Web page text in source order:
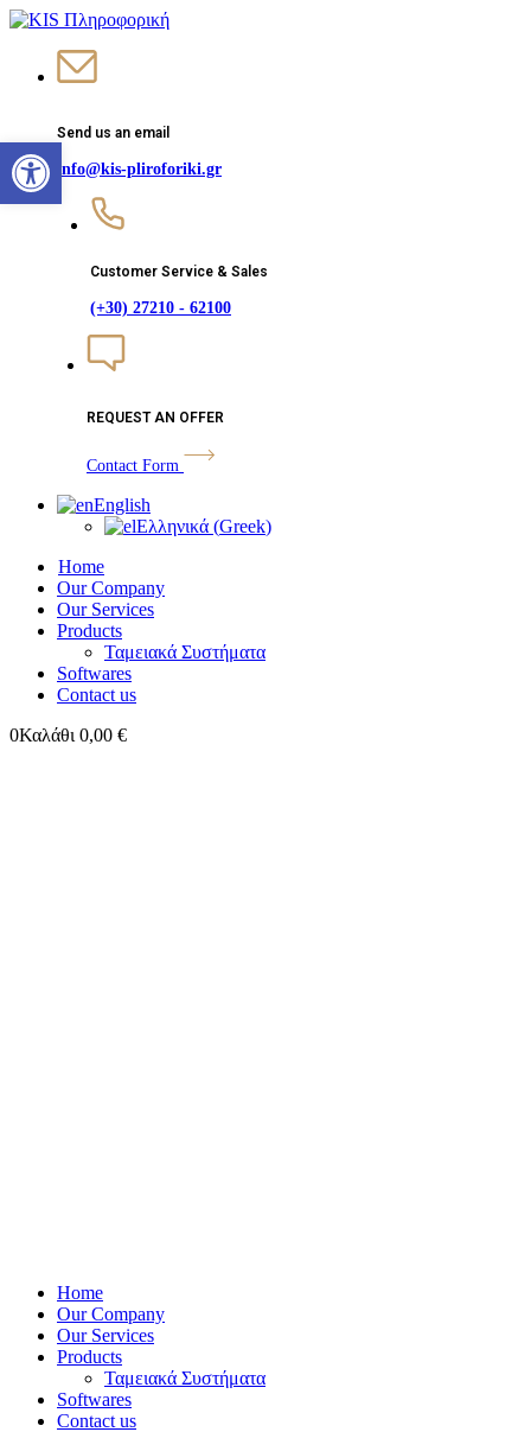
Send us an email
info@kis-pliroforiki.gr
Customer Service & Sales
(+30) 27210 - 62100
REQUEST AN OFFER
Contact Form
English
Ελληνικά (Greek)
Home
Our Company
Our Services
Products
Ταμειακά Συστήματα
Softwares
Contact us
0Καλάθι 0,00 €
Home
Our Company
Our Services
Products
Ταμειακά Συστήματα
Softwares
Contact us
Open toolbar